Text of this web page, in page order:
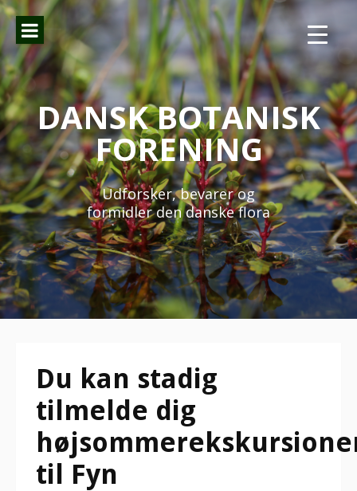
Spring
indhold
DANSK BOTANISK
FORENING
Udforsker, bevarer og
formidler den danske flora
Du kan stadig
tilmelde dig
til Fyn